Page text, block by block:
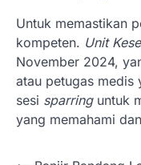
Untuk memastikan
kompeten. Unit
November 2024,
atau petugas medis
sesi sparringuntuk
yang memahami